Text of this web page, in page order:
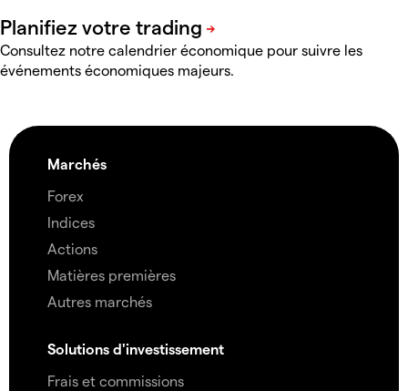
Consultez notre calendrier économique pour suivre les
événements économiques majeurs.
Marchés
Forex
Indices
Actions
Matières premières
Autres marchés
Solutions d'investissement
Frais et commissions